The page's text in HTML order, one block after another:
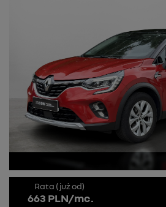
Rata (już od)
663 PLN/mc.